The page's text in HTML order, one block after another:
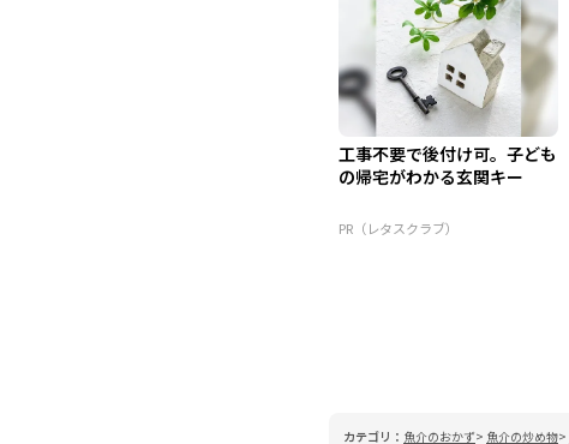
工事不要で後付け可。子ども
の帰宅がわかる玄関キー
PR（レタスクラブ）
カテゴリ： 魚介のおかず 魚介の炒め物